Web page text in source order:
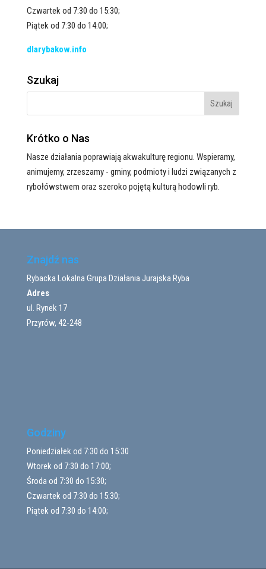
Czwartek od 7:30 do 15:30;
Piątek od 7:30 do 14:00;
dlarybakow.info
Szukaj
Krótko o Nas
Nasze działania poprawiają akwakulturę regionu. Wspieramy,
animujemy, zrzeszamy - gminy, podmioty i ludzi związanych z
rybołówstwem oraz szeroko pojętą kulturą hodowli ryb.
Znajdź nas
Rybacka Lokalna Grupa Działania Jurajska Ryba
Adres
ul. Rynek 17
Przyrów, 42-248
Godziny
Poniedziałek od 7:30 do 15:30
Wtorek od 7:30 do 17:00;
Środa od 7:30 do 15:30;
Czwartek od 7:30 do 15:30;
Piątek od 7:30 do 14:00;